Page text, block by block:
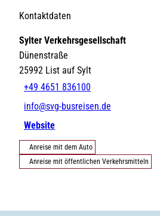
Kontaktdaten
Sylter Verkehrsgesellschaft
Dünenstraße
25992 List auf Sylt
+49 4651 836100
info@svg-busreisen.de
Website
Anreise mit dem Auto
Anreise mit öffentlichen Verkehrsmitteln